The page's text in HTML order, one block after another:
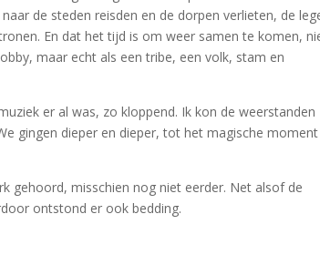
de steden reisden en de dorpen verlieten, de
En dat het tijd is om weer samen te komen,
maar echt als een tribe, een volk, stam en
er al was, zo kloppend. Ik kon de weerstanden
gingen dieper en dieper, tot het magische moment
gehoord, misschien nog niet eerder. Net alsof de
ontstond er ook bedding.